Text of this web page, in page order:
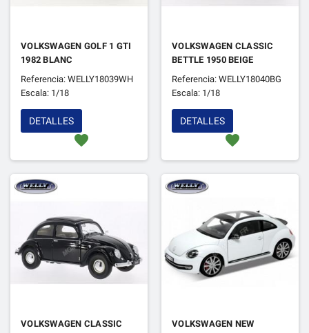
VOLKSWAGEN GOLF 1 GTI
1982 BLANC
Referencia: WELLY18039WH
Escala: 1/18
favorite
DETALLES
VOLKSWAGEN CLASSIC
BETTLE 1950 BEIGE
Referencia: WELLY18040BG
Escala: 1/18
favorite
DETALLES
VOLKSWAGEN CLASSIC
VOLKSWAGEN NEW